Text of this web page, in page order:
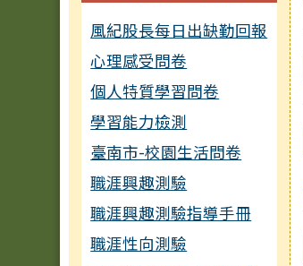
風紀股長每日出缺勤回報
心理感受問卷
個人特質學習問卷
學習能力檢測
臺南市-校園生活問卷
職涯興趣測驗
職涯興趣測驗指導手冊
職涯性向測驗